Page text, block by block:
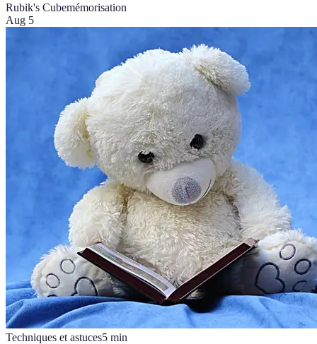
Rubik's Cubemémorisation
Aug 5
Techniques et astuces5 min